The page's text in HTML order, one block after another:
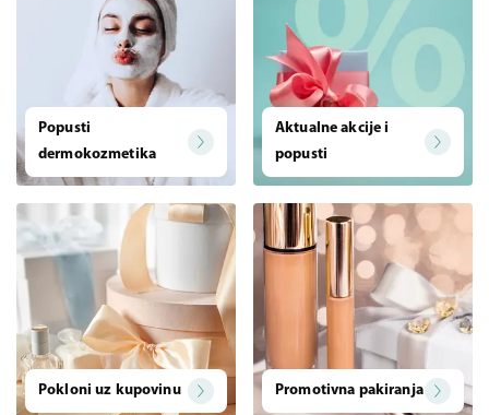
Popusti
dermokozmetika
Aktualne akcije i
popusti
Pokloni uz kupovinu Promotivna pakiranja